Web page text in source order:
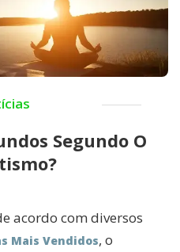
Segundo O
acordo com diversos
Mais Vendidos, o